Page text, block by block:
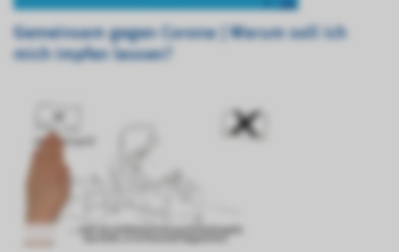
Gemeinsam gegen Corona | Warum soll ich
mich impfen lassen?